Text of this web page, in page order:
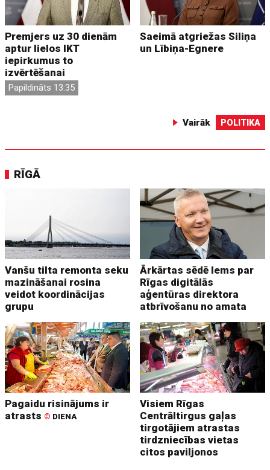
Premjers uz 30 dienām
aptur lielos IKT
iepirkumus to
izvērtēšanai
Papildināts 13:35
Saeimā atgriežas Siliņa
un Lībiņa-Egnere
Vairāk POLITIKA
RĪGĀ
Vanšu tilta remonta seku
mazināšanai rosina
veidot koordinācijas
grupu
Ārkārtas sēdē lems par
Rīgas digitālās
aģentūras direktora
atbrīvošanu no amata
Pagaidu risinājums ir
atrasts © DIENA
Visiem Rīgas
Centrāltirgus gaļas
tirgotājiem atrastas
tirdzniecības vietas
citos paviljonos